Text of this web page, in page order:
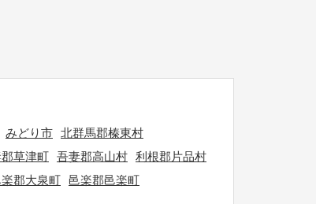
みどり市 北群馬郡榛東村
草津町 吾妻郡高山村 利根郡片品村
楽郡大泉町 邑楽郡邑楽町